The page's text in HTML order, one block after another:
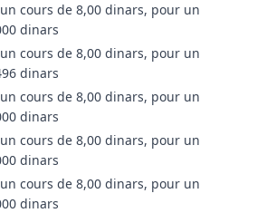
cours de 8,00 dinars, pour un
dinars
cours de 8,00 dinars, pour un
dinars
cours de 8,00 dinars, pour un
dinars
cours de 8,00 dinars, pour un
dinars
cours de 8,00 dinars, pour un
dinars